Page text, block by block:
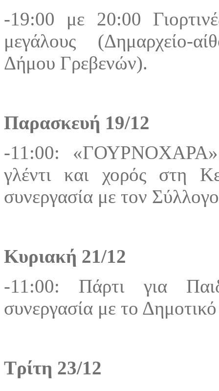
-19:00 με 20:00
μεγάλους (Δημαρχείο-
Δήμου Γρεβενών).
Παρασκευή 19/12
-11:00: «ΓΟΥΡΝΟΧΑΡΑ»
γλέντι και χορός στη
συνεργασία με τον
Κυριακή 21/12
-11:00: Πάρτι για
συνεργασία με το
Τρίτη 23/12